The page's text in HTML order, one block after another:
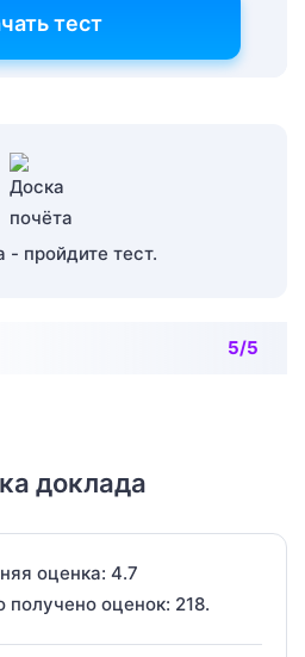
тест
пройдите тест.
5/5
доклада
оценка: 4.7
получено оценок: 218.